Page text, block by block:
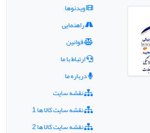
ویدئوها
راهنمایی
قوانین
ارتباط با ما
درباره ما
نقشه سایت
نقشه سایت کالا ها 1
نقشه سایت کالا ها 2